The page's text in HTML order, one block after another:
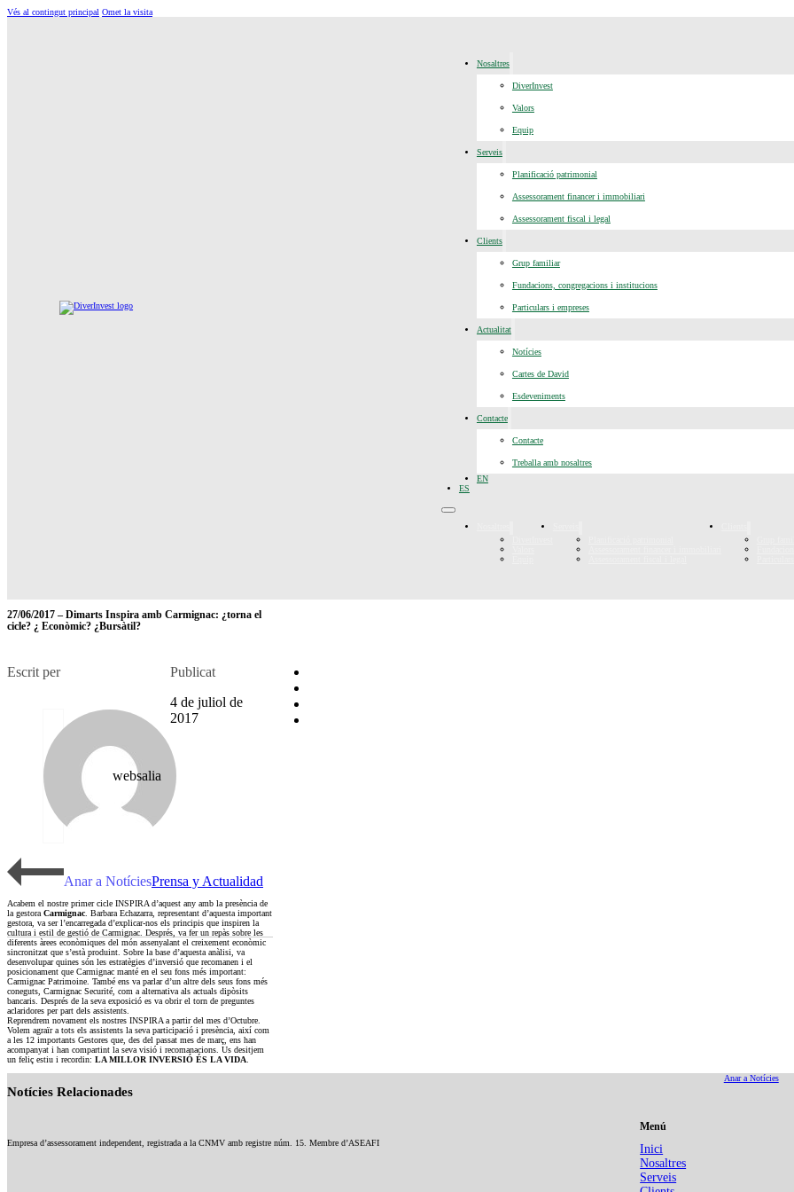
Vés al contingut principal Omet la visita
Nosaltres
DiverInvest
Valors
Equip
Serveis
Planificació patrimonial
Assessorament financer i immobiliari
Assessorament fiscal i legal
Clients
Grup familiar
Fundacions, congregacions i institucions
Particulars i empreses
Actualitat
Notícies
Cartes de David
Esdeveniments
Contacte
Contacte
Treballa amb nosaltres
EN
ES
27/06/2017 – Dimarts Inspira amb Carmignac: ¿torna el
cicle? ¿ Econòmic? ¿Bursàtil?
Escrit per
websalia
Publicat
4 de juliol de
2017
Anar a NotíciesPrensa y Actualidad
Acabem el nostre primer cicle INSPIRA d’aquest any amb la presència de
la gestora Carmignac . Barbara Echazarra, representant d’aquesta important
gestora, va ser l’encarregada d’explicar-nos els principis que inspiren la
cultura i estil de gestió de Carmignac. Després, va fer un repàs sobre les
diferents àrees econòmiques del món assenyalant el creixement econòmic
sincronitzat que s’està produint. Sobre la base d’aquesta anàlisi, va
desenvolupar quines són les estratègies d’inversió que recomanen i el
posicionament que Carmignac manté en el seu fons més important:
Carmignac Patrimoine. També ens va parlar d’un altre dels seus fons més
coneguts, Carmignac Securité, com a alternativa als actuals dipòsits
bancaris. Després de la seva exposició es va obrir el torn de preguntes
aclaridores per part dels assistents.
Reprendrem novament els nostres INSPIRA a partir del mes d’Octubre.
Volem agraïr a tots els assistents la seva participació i presència, així com
a les 12 importants Gestores que, des del passat mes de març, ens han
acompanyat i han compartint la seva visió i recomanacions. Us desitjem
un feliç estiu i recordin: LA MILLOR INVERSIÓ ÉS LA VIDA
Notícies Relacionades
Anar a Notícies
Cuatrecasas abogados
comparte su visión sobre
Empresa d’assessorament independent, registrada a la CNMV amb registre núm. 15. Membre d’ASEAFI
Menú
Inici
Nosaltres
Serveis